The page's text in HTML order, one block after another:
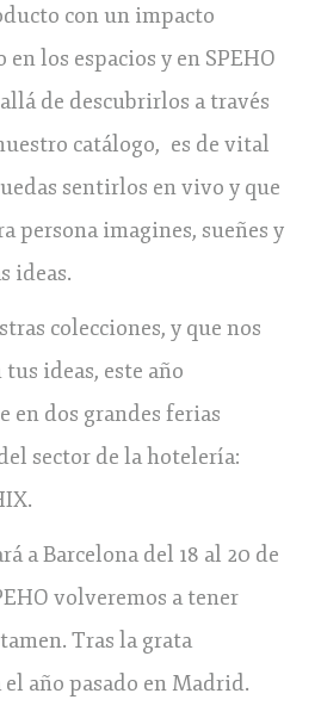
con un impacto
los espacios y en SPEHO
de descubrirlos a través
catálogo, es de vital
sentirlos en vivo y que
persona imagines, sueñes y
ideas.
colecciones, y que nos
ideas, este año
en dos grandes ferias
sector de la hotelería:
a Barcelona del 18 al 20 de
volveremos a tener
Tras la grata
año pasado en Madrid.